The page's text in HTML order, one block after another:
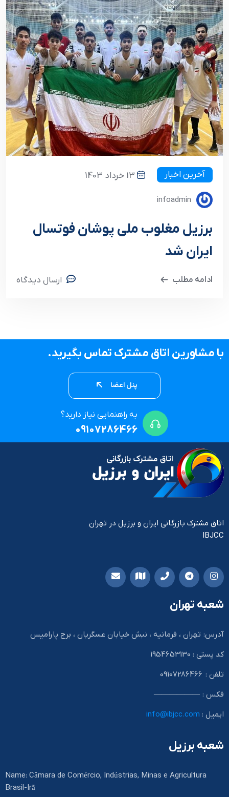
آخرین اخبار 13 خرداد 1403
infoadmin
برزیل مغلوب ملی پوشان فوتسال
ایران شد
ادامه مطلب ارسال دیدگاه
با مشاورین اتاق مشترک تماس بگیرید.
پنل اعضا
به راهنمایی نیاز دارید؟
09107286466
اتاق مشترک بازرگانی ایران و برزیل در تهران
IBJCC
شعبه تهران
آدرس: تهران ، فرمانیه ، نبش خیابان عسگریان ، برج پارامیس
کد پستی : 1954653130
تلفن : 09107286466
فکس : ——————
ایمیل : info@ibjcc.com
شعبه برزیل
Name: Câmara de Comércio, Indústrias, Minas e Agricultura
Brasil-Irã